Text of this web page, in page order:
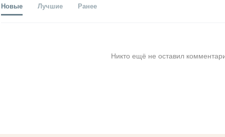
Новые Лучшие Ранее
Никто ещё не оставил